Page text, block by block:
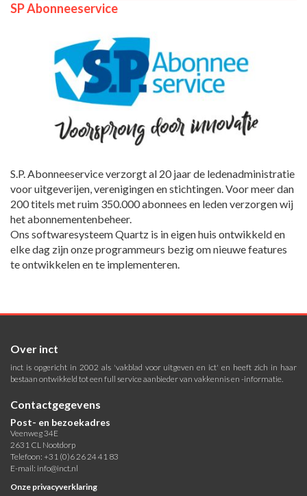
SP Abonneeservice
S.P. Abonneeservice verzorgt al 20 jaar de ledenadministratie
voor uitgeverijen, verenigingen en stichtingen. Voor meer dan
200 titels met ruim 350.000 abonnees en leden verzorgen wij
het abonnementenbeheer.
Ons softwaresysteem Quartz is in eigen huis ontwikkeld en
elke dag zijn onze programmeurs bezig om nieuwe features
te ontwikkelen en te implementeren.
Over inct
inct is opgericht in 2002 als 'vakblad voor uitgeven en ict' en heeft zich in haar
bestaan ontwikkeld tot een full service aanbieder van vakkennis en -informatie.
Contactgegevens
Post- en bezoekadres
Veenweg 34E
2631 CL Nootdorp
Telefoon: +31 (0)6 26 24 41 83
E-mail: info@inct.nl
Onze privacyverklaring